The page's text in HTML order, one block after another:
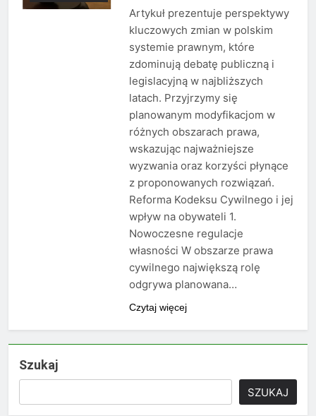
Artykuł prezentuje perspektywy
kluczowych zmian w polskim
systemie prawnym, które
zdominują debatę publiczną i
legislacyjną w najbliższych
latach. Przyjrzymy się
planowanym modyfikacjom w
różnych obszarach prawa,
wskazując najważniejsze
wyzwania oraz korzyści płynące
z proponowanych rozwiązań.
Reforma Kodeksu Cywilnego i jej
wpływ na obywateli 1.
Nowoczesne regulacje
własności W obszarze prawa
cywilnego największą rolę
odgrywa planowana…
Czytaj więcej
Szukaj
SZUKAJ